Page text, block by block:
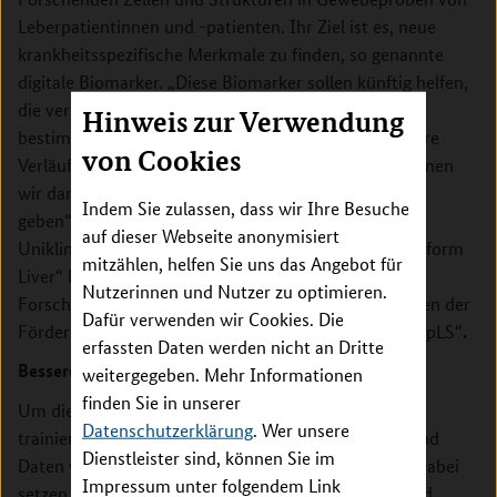
Hinweis zur Verwendung
von Cookies
Indem Sie zulassen, dass wir Ihre Besuche
auf dieser Webseite anonymisiert
mitzählen, helfen Sie uns das Angebot für
Nutzerinnen und Nutzer zu optimieren.
Dafür verwenden wir Cookies. Die
erfassten Daten werden nicht an Dritte
weitergegeben. Mehr Informationen
finden Sie in unserer
Datenschutzerklärung. Wer unsere
Dienstleister sind, können Sie im
Impressum unter folgendem Link
Leberpatientinnen und -patienten. Ihr Ziel ist es, neue
krankheitsspezifische Merkmale zu finden, so genannte
digitale Biomarker. „Diese Biomarker sollen künftig helfen,
die verschiedenen Krankheitsstadien genauer zu
bestimmen und potenzielle Risikogruppen für schwere
Verläufe früher zu identifizieren. Auf dieser Basis können
wir dann auch gezieltere Behandlungsempfehlungen
geben“, sagt Professor Dr. Daniel Truhn, der an der
Uniklinik Aachen eine der Arbeitsgruppen von „Transform
Liver“ leitet. Das Bundesministerium für Bildung und
Forschung (BMBF) unterstützt das Projekt im Rahmen der
Förderinitiative „Computational Life Sciences – CompLS“.
Besseres Verständnis für Krankheitsprozesse
Um die KIso leistungsfähig wie möglich zu machen,
trainieren die Forschenden sie mit Gewebeproben und
Daten von rund 2.600 Patientinnen und Patienten. Dabei